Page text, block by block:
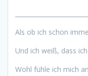
Als ob ich schon
Und ich weiß, dass
Wohl fühle ich mich